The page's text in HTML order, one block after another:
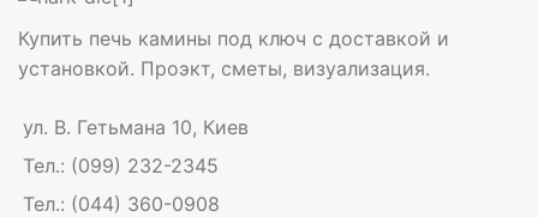
Купить печь камины под ключ с доставкой и
установкой. Проэкт, сметы, визуализация.
ул. В. Гетьмана 10, Киев
Тел.: (099) 232-2345
Тел.: (044) 360-0908